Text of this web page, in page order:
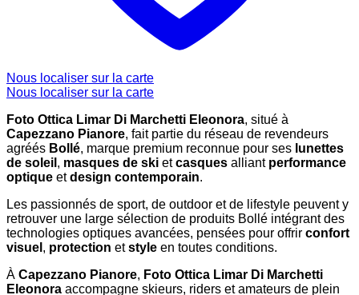
Nous localiser sur la carte
Nous localiser sur la carte
Foto Ottica Limar Di Marchetti Eleonora, situé à
Capezzano Pianore, fait partie du réseau de revendeurs
agréés Bollé, marque premium reconnue pour ses lunettes
de soleil , masques de ski etcasques alliant performance
optique etdesign contemporain.
Les passionnés de sport, de outdoor et de lifestyle peuvent y
retrouver une large sélection de produits Bollé intégrant des
technologies optiques avancées, pensées pour offrir confort
visuel , protection etstyle en toutes conditions.
À Capezzano Pianore, Foto Ottica Limar Di Marchetti
Eleonora accompagne skieurs, riders et amateurs de plein